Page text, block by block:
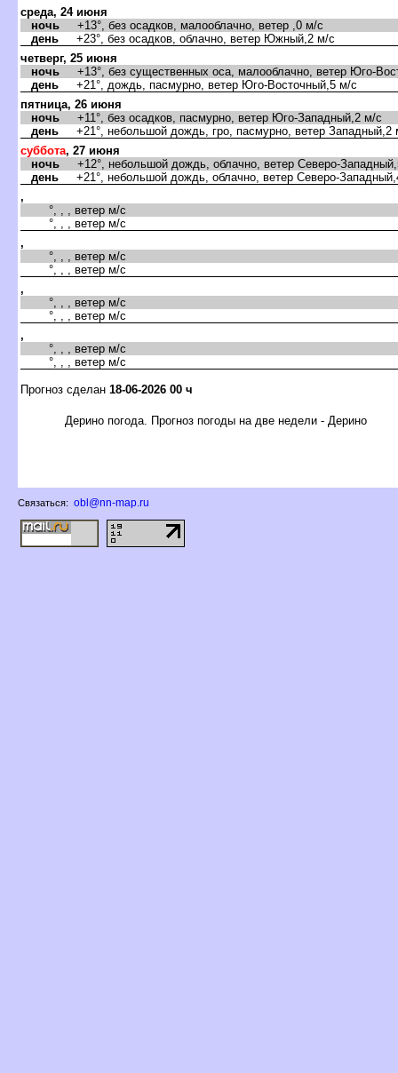
среда, 24 июня
ночь +13°, без осадков, малооблачно, ветер ,0 м/с
день +23°, без осадков, облачно, ветер Южный,2 м/с
четверг, 25 июня
ночь +13°, без существенных оса, малооблачно, ветер Юго-
день +21°, дождь, пасмурно, ветер Юго-Восточный,5 м/с
пятница, 26 июня
ночь +11°, без осадков, пасмурно, ветер Юго-Западный,2 м/с
день +21°, небольшой дождь, гро, пасмурно, ветер Западный,2
суббота, 27 июня
ночь +12°, небольшой дождь, облачно, ветер Северо-
день +21°, небольшой дождь, облачно, ветер Северо-
,
°, , , ветер м/с
°, , , ветер м/с
,
°, , , ветер м/с
°, , , ветер м/с
,
°, , , ветер м/с
°, , , ветер м/с
,
°, , , ветер м/с
°, , , ветер м/с
Прогноз сделан 18-06-2026 00 ч
Дерино погода. Прогноз погоды на две недели - Дерино
Связаться: obl@nn-map.ru